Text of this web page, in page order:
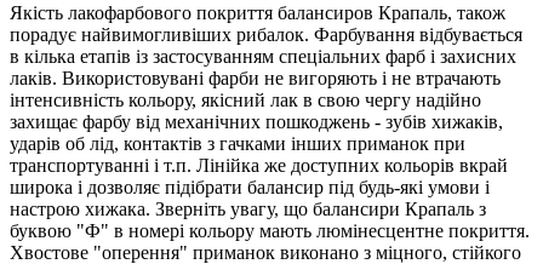
Якість лакофарбового покриття балансиров Крапаль, також
порадує найвимогливіших рибалок. Фарбування відбувається
в кілька етапів із застосуванням спеціальних фарб і захисних
лаків. Використовувані фарби не вигоряють і не втрачають
інтенсивність кольору, якісний лак в свою чергу надійно
захищає фарбу від механічних пошкоджень - зубів хижаків,
ударів об лід, контактів з гачками інших приманок при
транспортуванні і т.п. Лінійка же доступних кольорів вкрай
широка і дозволяє підібрати балансир під будь-які умови і
настрою хижака. Зверніть увагу, що балансири Крапаль з
буквою "Ф" в номері кольору мають люмінесцентне покриття.
Хвостове "оперення" приманок виконано з міцного, стійкого